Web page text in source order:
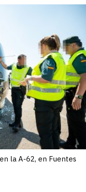
la A-62, en Fuentes